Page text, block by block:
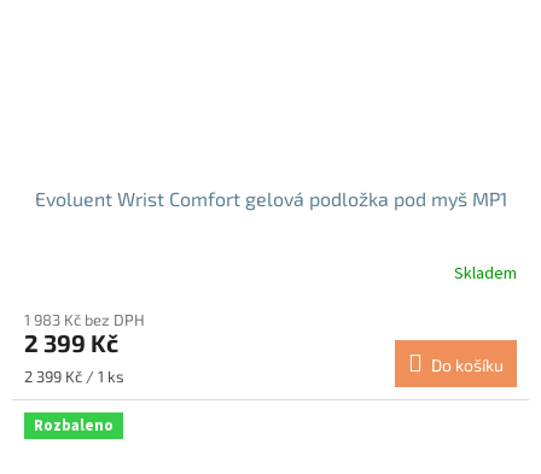
Evoluent Wrist Comfort gelová podložka pod myš MP1
produktu
je
5,0
5
hvězdiček.
Skladem
1 983 Kč bez DPH
2 399 Kč
Měrná
cena:
2 399 Kč / 1 ks
Do košíku
Rozbaleno